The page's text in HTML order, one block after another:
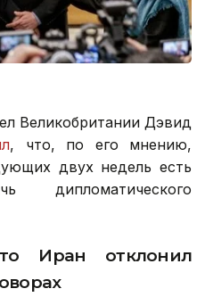
Великобритании Дэвид
, что, по его мнению,
двух недель есть
дипломатического
Иран отклонил